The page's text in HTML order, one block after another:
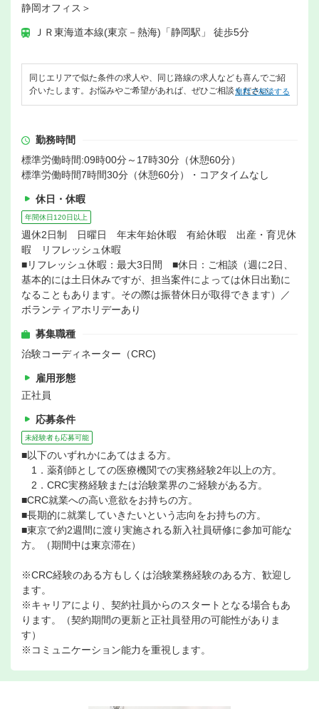
静岡オフィス＞
ＪＲ東海道本線(東京－熱海)「静岡駅」 徒歩5分
同じエリアで似た条件の求人や、同じ路線の求人なども喜んでご紹
介いたします。お悩みやご希望があれば、ぜひご相談ください。
無料で相談する
勤務時間
標準労働時間:09時00分～17時30分（休憩60分）
標準労働時間7時間30分（休憩60分）・コアタイムなし
休日・休暇
年間休日120日以上
週休2日制 日曜日 年末年始休暇 有給休暇 出産・育児休
暇 リフレッシュ休暇
■リフレッシュ休暇：最大3日間 ■休日：ご相談（週に2日、
基本的には土日休みですが、担当案件によっては休日出勤に
なることもあります。その際は振替休日が取得できます）／
ボランティアホリデーあり
募集職種
治験コーディネーター（CRC)
雇用形態
正社員
応募条件
未経験者も応募可能
■以下のいずれかにあてはまる方。
1．薬剤師としての医療機関での実務経験2年以上の方。
2．CRC実務経験または治験業界のご経験がある方。
■CRC就業への高い意欲をお持ちの方。
■長期的に就業していきたいという志向をお持ちの方。
■東京で約2週間に渡り実施される新入社員研修に参加可能な
方。（期間中は東京滞在）
※CRC経験のある方もしくは治験業務経験のある方、歓迎し
ます。
※キャリアにより、契約社員からのスタートとなる場合もあ
ります。（契約期間の更新と正社員登用の可能性がありま
す）
※コミュニケーション能力を重視します。